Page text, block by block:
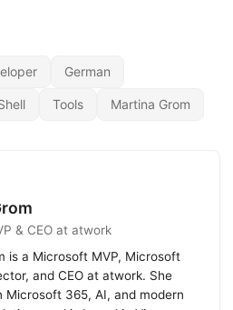
German
Tools Martina Grom
& CEO at atwork
is a Microsoft MVP, Microsoft
and CEO at atwork. She
Microsoft 365, AI, and modern